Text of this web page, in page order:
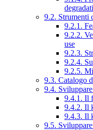
9.2. Strumenti
9.2.1.
9.2.2.
use
9.2.3.
9.2.4.
9.2.5.
9.3. Catalogo
9.4.
9.4.1. Il
9.4.2. Il
9.4.3. Il
9.5.